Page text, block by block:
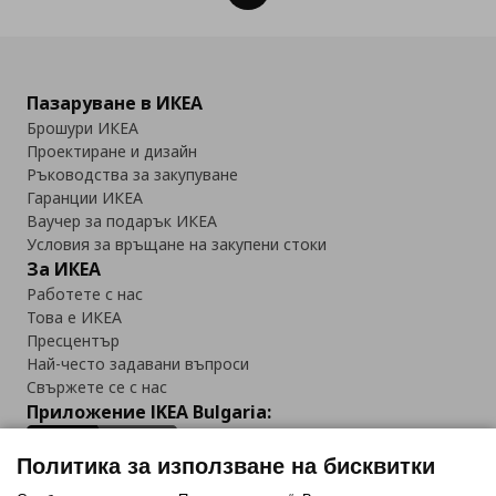
Пазаруване в ИКЕА
Брошури ИКЕА
Проектиране и дизайн
Ръководства за закупуване
Гаранции ИКЕА
Ваучер за подарък ИКЕА
Условия за връщане на закупени стоки
За ИКЕА
Работете с нас
Това е ИКЕА
Пресцентър
Най-често задавани въпроси
Свържете се с нас
Приложение IKEA Bulgaria:
Политика за използване на бисквитки